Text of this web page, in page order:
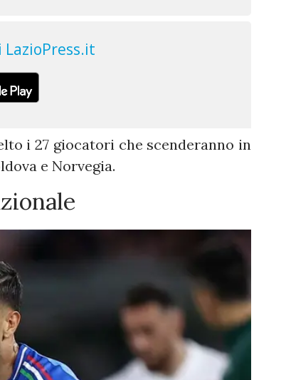
i 27 giocatori che scenderanno in
e Norvegia.